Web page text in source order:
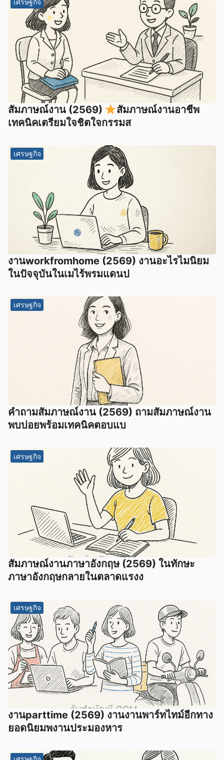
เศรษฐกิจ
สัมภาษณ์งาน (2569)
สัมภาษณ์งานอาชีพ
เทคนิคเตรียมใจชิตใจกรรมส
เศรษฐกิจ
งานworkfromhome (2569) งานอะไรไมนิยม
ในปัจจุบันในเมไร้พรมแดนป
เศรษฐกิจ
คำถามสัมภาษณ์งาน (2569) ถามสัมภาษณ์งาน
พบบ่อยพร้อมเทคนิคตอบแบ
เศรษฐกิจ
สัมภาษณ์งานภาษาอังกฤษ (2569) ในทักษะ
ภาษาอังกฤษกลายในตลาดแรงง
เศรษฐกิจ
งานparttime (2569) งานงานพาร์ทไทม์อีกทาง
ยอดนิยมพงานประมองหาร